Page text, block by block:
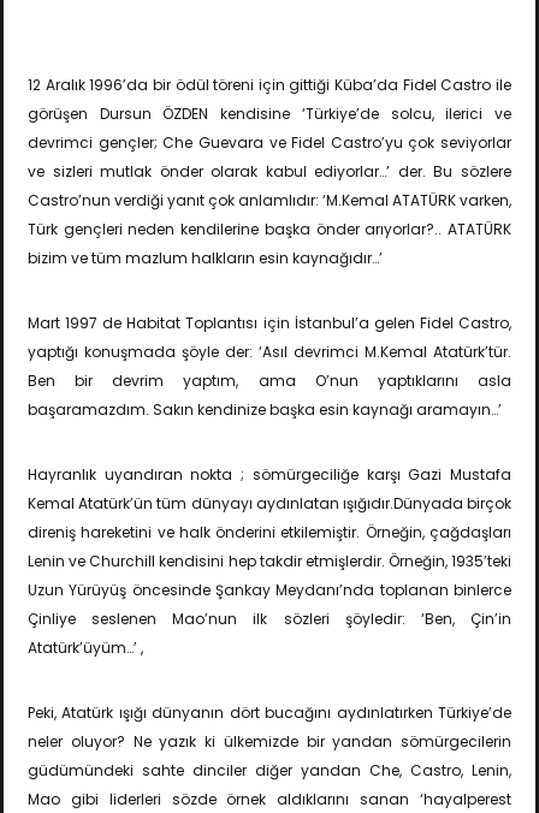
12 Aralık 1996’da bir ödül töreni için gittiği Küba’da Fidel Castro ile
görüşen Dursun ÖZDEN kendisine ‘Türkiye’de solcu, ilerici ve
devrimci gençler; Che Guevara ve Fidel Castro’yu çok seviyorlar
ve sizleri mutlak önder olarak kabul ediyorlar…’ der. Bu sözlere
Castro’nun verdiği yanıt çok anlamlıdır: ‘M.Kemal ATATÜRK varken,
Türk gençleri neden kendilerine başka önder arıyorlar?.. ATATÜRK
bizim ve tüm mazlum halkların esin kaynağıdır…’
Mart 1997 de Habitat Toplantısı için İstanbul’a gelen Fidel Castro,
yaptığı konuşmada şöyle der: ‘Asıl devrimci M.Kemal Atatürk’tür.
Ben bir devrim yaptım, ama O’nun yaptıklarını asla
başaramazdım. Sakın kendinize başka esin kaynağı aramayın…’
Hayranlık uyandıran nokta ; sömürgeciliğe karşı Gazi Mustafa
Kemal Atatürk’ün tüm dünyayı aydınlatan ışığıdır.Dünyada birçok
direniş hareketini ve halk önderini etkilemiştir. Örneğin, çağdaşları
Lenin ve Churchill kendisini hep takdir etmişlerdir. Örneğin, 1935’teki
Uzun Yürüyüş öncesinde Şankay Meydanı’nda toplanan binlerce
Çinliye seslenen Mao’nun ilk sözleri şöyledir: ‘Ben, Çin’in
Atatürk’üyüm…’ ,
Peki, Atatürk ışığı dünyanın dört bucağını aydınlatırken Türkiye’de
neler oluyor? Ne yazık ki ülkemizde bir yandan sömürgecilerin
güdümündeki sahte dinciler diğer yandan Che, Castro, Lenin,
Mao gibi liderleri sözde örnek aldıklarını sanan ‘hayalperest